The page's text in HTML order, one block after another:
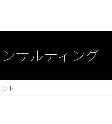
サルティング
ト